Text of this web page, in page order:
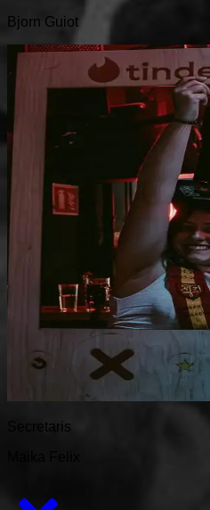
Bjorn Guiot
Secretaris